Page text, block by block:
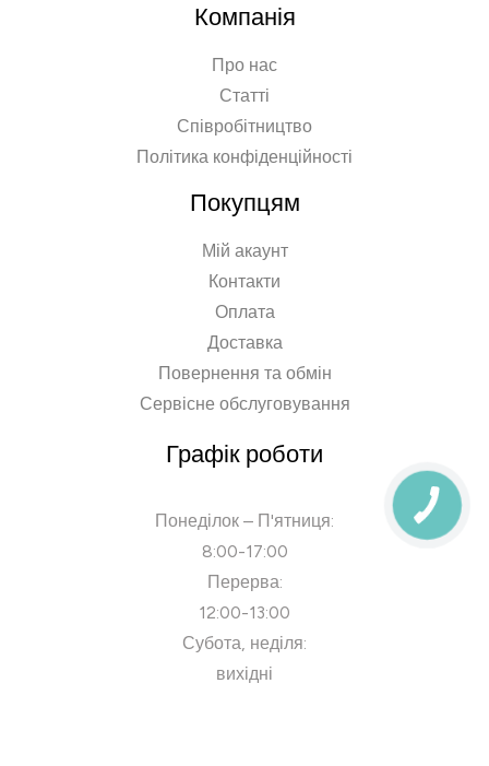
Компанія
Про нас
Статті
Співробітництво
Політика конфіденційності
Покупцям
Мій акаунт
Контакти
Оплата
Доставка
Повернення та обмін
Сервісне обслуговування
Графік роботи
Понеділок – П'ятниця:
8:00-17:00
Перерва:
12:00-13:00
Субота, неділя:
вихідні